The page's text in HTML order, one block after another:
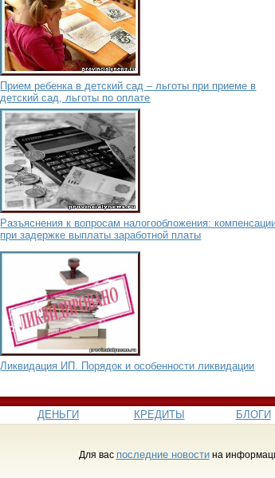
Прием ребенка в детский сад – льготы при приеме в
детский сад, льготы по оплате
Разъяснения к вопросам налогообложения:
при задержке выплаты заработной платы
Ликвидация ИП. Порядок и особенности ликвидации
ДЕНЬГИ КРЕДИТЫ БЛОГИ
Для вас последние новостина